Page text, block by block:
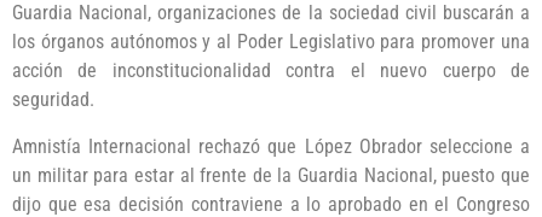
Guardia Nacional, organizaciones de la sociedad civil buscarán a
los órganos autónomos y al Poder Legislativo para promover una
acción de inconstitucionalidad contra el nuevo cuerpo de
seguridad.
Amnistía Internacional rechazó que López Obrador seleccione a
un militar para estar al frente de la Guardia Nacional, puesto que
dijo que esa decisión contraviene a lo aprobado en el Congreso